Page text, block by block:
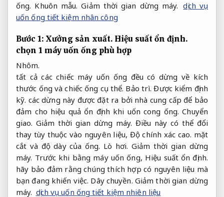
ống. Khuôn mẫu. Giảm thời gian dừng máy. dịch vụ
uốn ống tiết kiệm nhân công
Bước 1: Xưởng sản xuất. Hiệu suất ổn định.
chọn 1 máy uốn ống phù hợp
Nhôm.
tất cả các chiếc máy uốn ống đều có dừng về kích
thước ống và chiếc ống cụ thể. Bảo trì. Được kiểm định
kỹ. các dừng này được đặt ra bởi nhà cung cấp để bảo
đảm cho hiệu quả ổn định khi uốn cong ống.Chuyển
giao. Giảm thời gian dừng máy. Điều này có thể đổi
thay tùy thuộc vào nguyên liệu, Độ chính xác cao. mặt
cắt và độ dày của ống. Lò hơi. Giảm thời gian dừng
máy. Trước khi bằng máy uốn ống, Hiệu suất ổn định.
hãy bảo đảm rằng chúng thích hợp có nguyên liệu mà
bạn đang khiến việc. Dây chuyền. Giảm thời gian dừng
máy. dịch vụ uốn ống tiết kiệm nhiên liệu